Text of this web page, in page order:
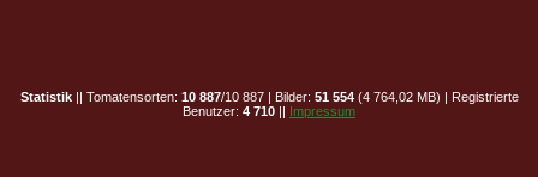
Statistik|| Tomatensorten: 10 887/10 887 | Bilder: 51 554(4 764,02 MB) | Registrierte
Benutzer: 4 710 || Impressum